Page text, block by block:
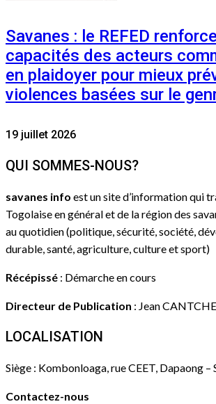
Savanes : le REFED
capacités des acteurs
en plaidoyer pour mieux
violences basées sur le
19 juillet 2026
QUI SOMMES-NOUS?
savanes info est un site d’information qui
Togolaise en général et de la région des
au quotidien (politique, sécurité, société,
durable, santé, agriculture, culture et sport)
Récépissé : Démarche en cours
Directeur de Publication : Jean
LOCALISATION
Siège : Kombonloaga, rue CEET, Dapaong –
Contactez-nous